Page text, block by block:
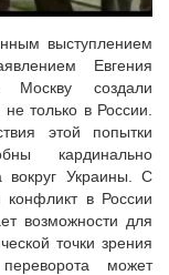
выступлением
Евгения
создали
только в России.
этой попытки
кардинально
вокруг Украины. С
конфликт в России
возможности для
точки зрения
может